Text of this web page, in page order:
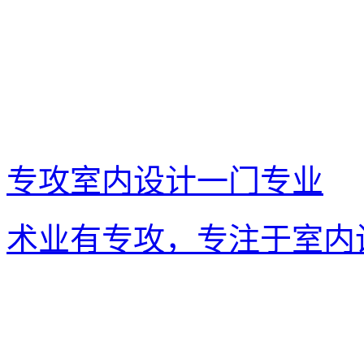
专攻室内设计一门专业
术业有专攻，专注于室